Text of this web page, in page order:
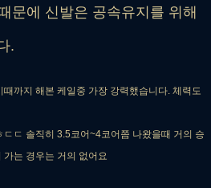
문에 신발은 공속유지를 위해
.
까지 해본 케일중 가장 강력했습니다. 체력도
ㄷ 솔직히 3.5코어~4코어쯤 나왔을때 거의 승
는 경우는 거의 없어요